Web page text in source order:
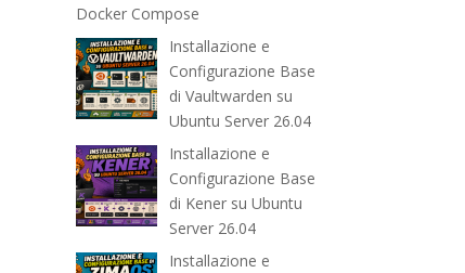
Docker Compose
Installazione e
Configurazione Base
di Vaultwarden su
Ubuntu Server 26.04
Installazione e
Configurazione Base
di Kener su Ubuntu
Server 26.04
Installazione e